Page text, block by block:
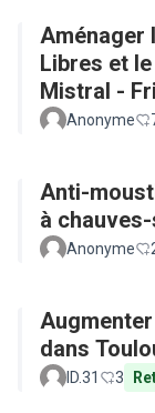
Aménager
Libres et
Mistral -
Anonyme
Anti-
à
Anonyme
dans
ID.31 3